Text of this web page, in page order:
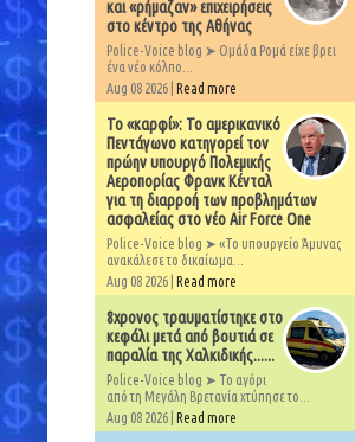
και «ρήμαζαν» επιχειρήσεις
στο κέντρο της Αθήνας
Police-Voice blog ➤ Ομάδα Ρομά είχε βρει
ένα νέο κόλπο...
Aug 08 2026 | Read more
Το «καρφί»: Το αμερικανικό
Πεντάγωνο κατηγορεί τον
πρώην υπουργό Πολεμικής
Αεροπορίας Φρανκ Κένταλ
για τη διαρροή των προβλημάτων
ασφαλείας στο νέο Air Force One
Police-Voice blog ➤ «Το υπουργείο Άμυνας
ανακάλεσε το δικαίωμα...
Aug 08 2026 | Read more
8χρονος τραυματίστηκε στο
κεφάλι μετά από βουτιά σε
παραλία της Χαλκιδικής......
Police-Voice blog ➤ Το αγόρι
από τη Μεγάλη Βρετανία χτύπησε το...
Aug 08 2026 | Read more